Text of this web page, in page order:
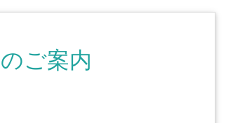
ご案内